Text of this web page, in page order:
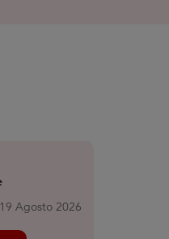
Agosto 2026